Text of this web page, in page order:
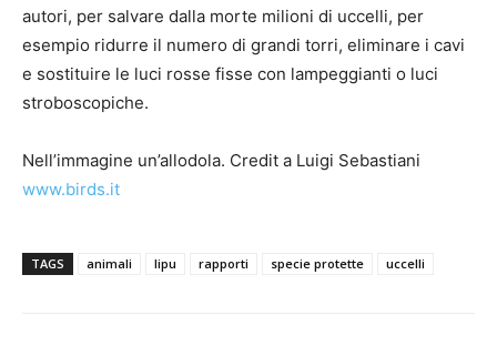
autori, per salvare dalla morte milioni di uccelli, per
esempio ridurre il numero di grandi torri, eliminare i cavi
e sostituire le luci rosse fisse con lampeggianti o luci
stroboscopiche.
Nell’immagine un’allodola. Credit a Luigi Sebastiani
www.birds.it
TAGS animali lipu rapporti specie protette uccelli